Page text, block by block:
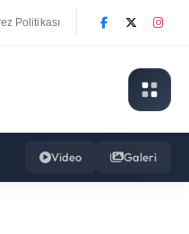
Politikası
Video Galeri